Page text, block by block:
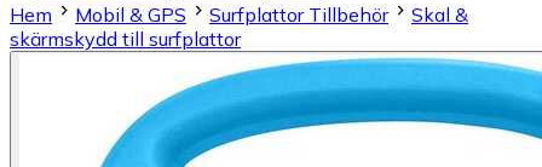
Hem
Mobil & GPS Surfplattor Tillbehör
Skal &
skärmskydd till surfplattor